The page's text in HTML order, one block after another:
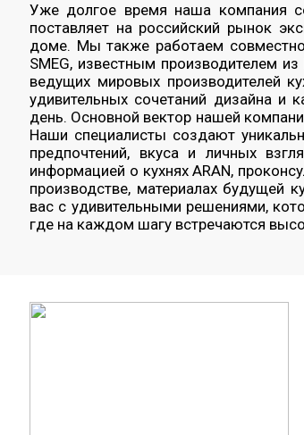
Уже долгое время наша компания
поставляет на российский рынок
доме. Мы также работаем совместно
SMEG, известным производителем
ведущих мировых производителей
удивительных сочетаний дизайна и
день. Основной вектор нашей
Наши специалисты создают
предпочтений, вкуса и личных
информацией о кухнях ARAN,
производстве, материалах будущей
вас с удивительными решениями,
где на каждом шагу встречаются